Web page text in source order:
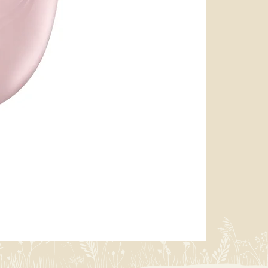
miffy 防UV